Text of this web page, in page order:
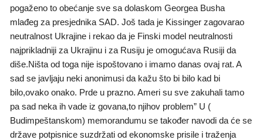
pogaženo to obećanje sve sa dolaskom Georgea Busha
mlađeg za presjednika SAD. Još tada je Kissinger zagovarao
neutralnost Ukrajine i rekao da je Finski model neutralnosti
najprikladniji za Ukrajinu i za Rusiju je omogućava Rusiji da
diše.Ništa od toga nije ispoštovano i imamo danas ovaj rat. A
sad se javljaju neki anonimusi da kažu što bi bilo kad bi
bilo,ovako onako. Prde u prazno. Ameri su sve zakuhali tamo
pa sad neka ih vade iz govana,to njihov problem” U (
Budimpeštanskom) memorandumu se također navodi da će se
države potpisnice suzdržati od ekonomske prisile i traženja